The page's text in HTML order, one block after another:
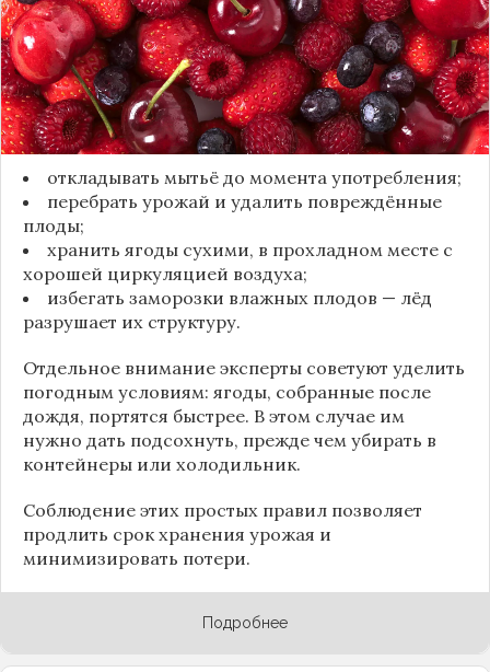
от пересыхания, бактерий и плесени. При
смывании этого слоя плоды быстро начинают
темнеть, покрываться налётом и терять вкус.
Чтобы ягоды сохранили свежесть, специалисты
рекомендуют:
откладывать мытьё до момента употребления;
перебрать урожай и удалить повреждённые
плоды;
хранить ягоды сухими, в прохладном месте с
хорошей циркуляцией воздуха;
избегать заморозки влажных плодов — лёд
разрушает их структуру.
Отдельное внимание эксперты советуют уделить
погодным условиям: ягоды, собранные после
дождя, портятся быстрее. В этом случае им
нужно дать подсохнуть, прежде чем убирать в
контейнеры или холодильник.
Соблюдение этих простых правил позволяет
продлить срок хранения урожая и
минимизировать потери.
Подробнее